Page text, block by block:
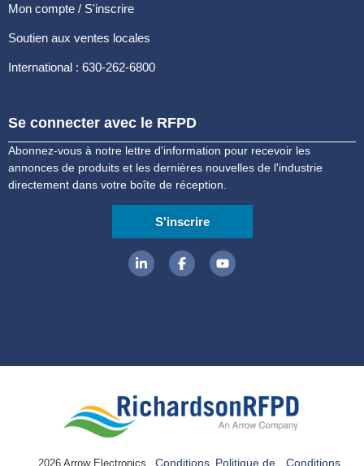
Mon compte / S'inscrire
Soutien aux ventes locales
International : 630-262-6800
Se connecter avec le RFPD
Abonnez-vous à notre lettre d'information pour recevoir les
annonces de produits et les dernières nouvelles de l'industrie
directement dans votre boîte de réception.
S'inscrire
2026 Arrow Electronics, Conditions Politique de Conditions